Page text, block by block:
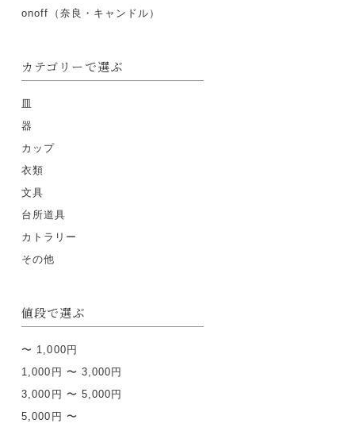
onoff（奈良・キャンドル）
カテゴリーで選ぶ
皿
器
カップ
衣類
文具
台所道具
カトラリー
その他
値段で選ぶ
〜 1,000円
1,000円 〜 3,000円
3,000円 〜 5,000円
5,000円 〜